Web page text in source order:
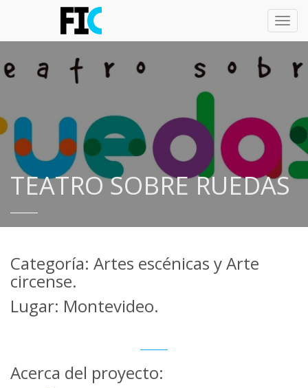
TEATRO SOBRE RUEDAS
Categoría: Artes escénicas y Arte
circense.
Lugar: Montevideo.
Acerca del proyecto: